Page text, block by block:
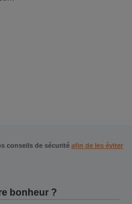
conseils de sécurité afin de les éviter
bonheur ?